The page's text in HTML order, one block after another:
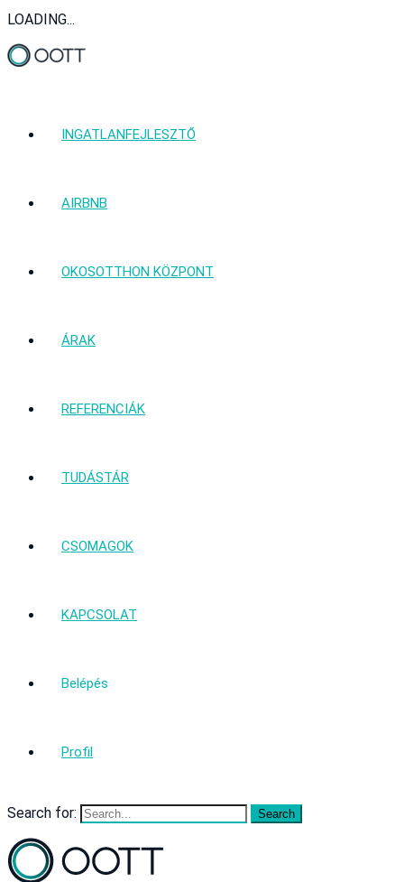
LOADING...
INGATLANFEJLESZTŐ
AIRBNB
OKOSOTTHON KÖZPONT
ÁRAK
REFERENCIÁK
TUDÁSTÁR
CSOMAGOK
KAPCSOLAT
Belépés
Profil
Search for: